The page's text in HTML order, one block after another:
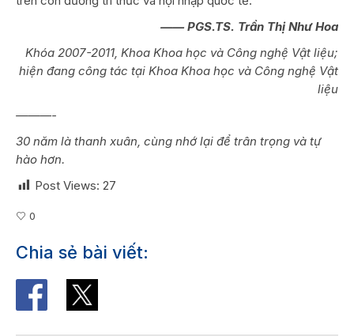
—— PGS.TS. Trần Thị Như Hoa
Khóa 2007-2011, Khoa Khoa học và Công nghệ Vật liệu;
hiện đang công tác tại Khoa Khoa học và Công nghệ Vật
liệu
———-
30 năm là thanh xuân, cùng nhớ lại để trân trọng và tự
hào hơn.
Post Views: 27
0
Chia sẻ bài viết: